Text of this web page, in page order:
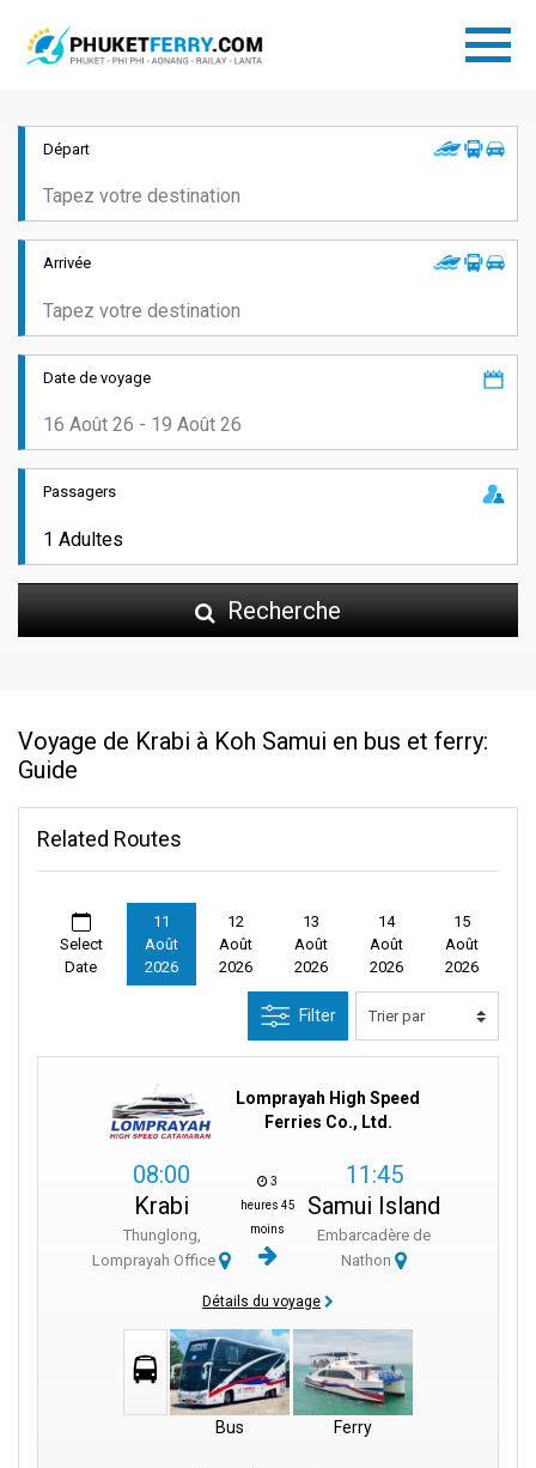
Départ
Arrivée
Date de voyage
Passagers
Recherche
Voyage de Krabi à Koh Samui en bus et ferry:
Guide
Related Routes
Select
Date
11
Août
2026
12
Août
2026
13
Août
2026
14
Août
2026
15
Août
2026
Filter
Lomprayah High Speed
Ferries Co., Ltd.
08:00
Krabi
Thunglong,
Lomprayah Office
3
heures 45
moins
11:45
Samui Island
Embarcadère de
Nathon
Détails du voyage
Bus Ferry